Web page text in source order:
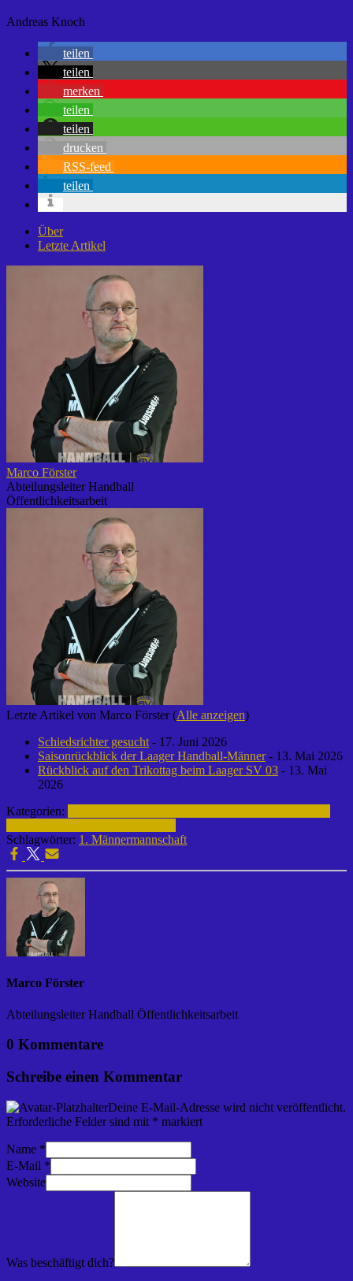
Andreas Knoch
teilen
teilen
merken
teilen
teilen
drucken
RSS-feed
teilen
Über
Letzte Artikel
Marco Förster
Abteilungsleiter Handball
Öffentlichkeitsarbeit
Letzte Artikel von Marco Förster(Alle anzeigen)
Schiedsrichter gesucht - 17. Juni 2026
Saisonrückblick der Laager Handball-Männer- 13. Mai 2026
Rückblick auf den Trikottag beim Laager SV 03 - 13. Mai
2026
Kategorien:
Schlagwörter: 1. Männermannschaft
Marco Förster
Abteilungsleiter Handball Öffentlichkeitsarbeit
0 Kommentare
Schreibe einen Kommentar
Deine E-Mail-Adresse wird nicht veröffentlicht.
Erforderliche Felder sind mit * markiert
Name *
E-Mail *
Website
Was beschäftigt dich?